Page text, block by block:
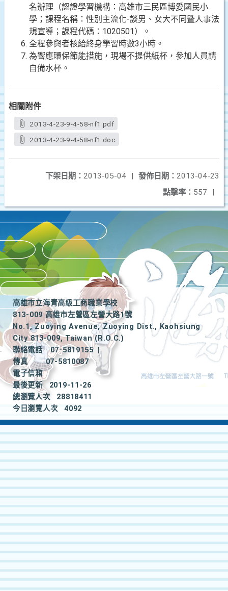
名辦理（認證學習機構：高雄市三民區博愛國民小
學；課程名稱：性別主流化-談男、女大不同暨人事法
規宣導；課程代碼：1020501）。
全程參與者核給終身學習時數3小時。
為響應環保節能措施，現場不提供紙杯，參加人員請
自備水杯。
相關附件
2013-4-23-9-4-58-nf1.pdf
2013-4-23-9-4-58-nf1.doc
發佈日期： 2013-04-23
下架日期： 2013-05-04
|
點擊率： 557 |
高雄市立海青高級工商職業學校
813-009 高雄市左營區左營大路1號
No.1, Zuoying Avenue, Zuoying Dist., Kaohsiung
City 813-009, Taiwan (R.O.C.)
聯絡電話
07-5819155
|
傳真
07-5810087
電子信箱
最後更新
2019-11-26
總瀏覽人次
28818411
今日瀏覽人次
4092